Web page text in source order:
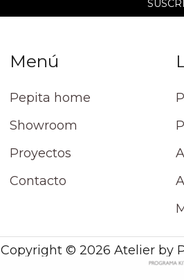
Menú
Pepita home
Showroom
Proyectos
Contacto
Copyright © 2026 Atelier by